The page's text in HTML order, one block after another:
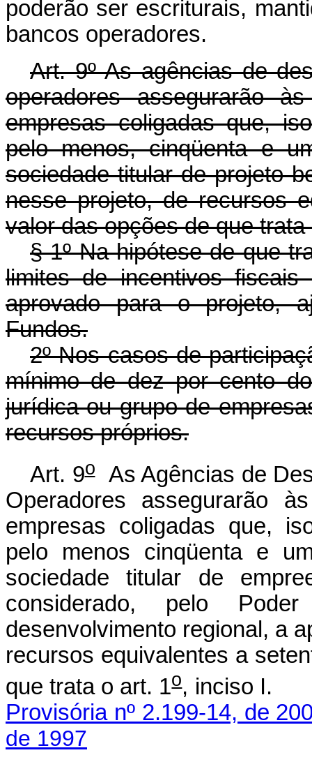
poderão ser escriturais,
bancos operadores.
Art. 9º As agências de
operadores assegurarão
empresas coligadas que,
pelo menos, cinqüenta e
sociedade titular de projeto
nesse projeto, de recursos
valor das opções de que trata
§ 1º Na hipótese de que
limites de incentivos fiscais
aprovado para o projeto,
Fundos.
2º Nos casos de
mínimo de dez por cento
jurídica ou grupo de
recursos próprios.
Art. 9oAs Agências de
Operadores assegurarão
empresas coligadas que,
pelo menos cinqüenta e
sociedade titular de
considerado, pelo
desenvolvimento regional, a
recursos equivalentes a
que trata o art. 1o,
Provisória nº 2.199-14, de
de 1997